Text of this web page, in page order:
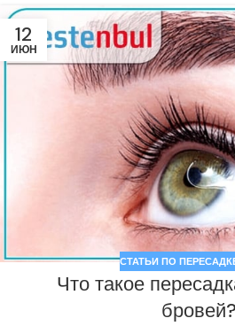
12
ИЮН
СТАТЬИ ПО
Что такое
бровей?